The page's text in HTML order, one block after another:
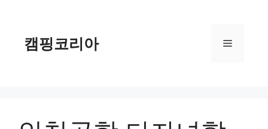
캠핑코리아 메